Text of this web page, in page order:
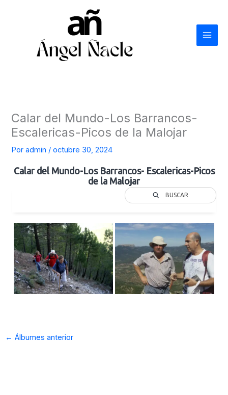
Calar del Mundo-Los Barrancos-
Escalericas-Picos de la Malojar
Poradmin /octubre 30, 2024
Calar del Mundo-Los Barrancos- Escalericas-Picos
de la Malojar
BUSCAR
← Álbumes anterior